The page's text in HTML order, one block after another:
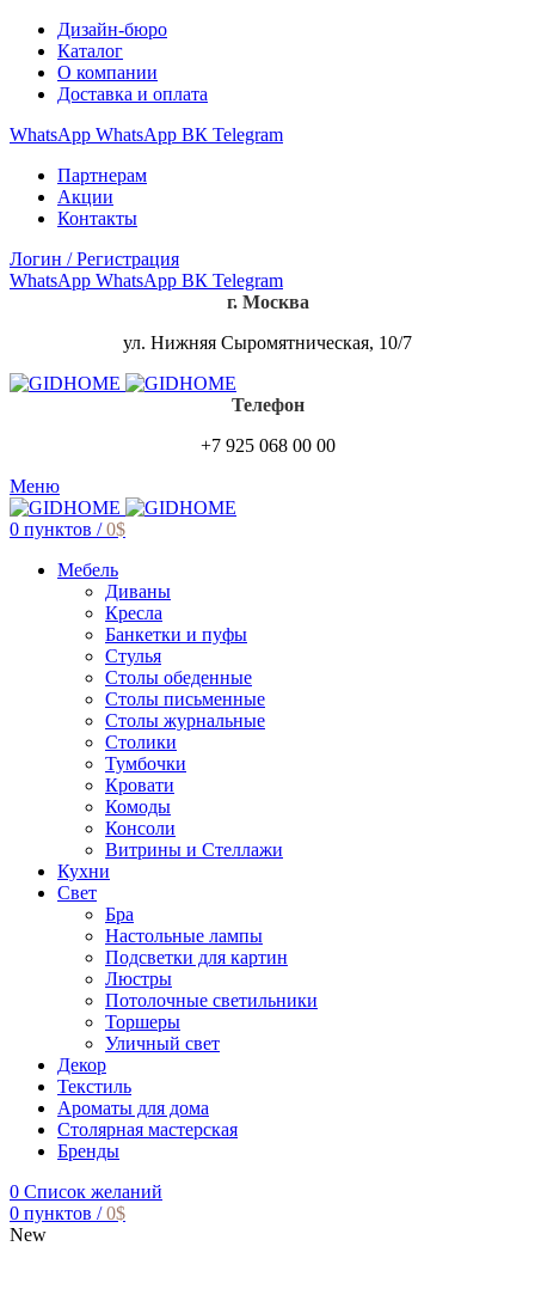
Дизайн-бюро
Каталог
О компании
Доставка и оплата
WhatsApp WhatsApp ВК Telegram
Партнерам
Акции
Контакты
Логин / Регистрация
WhatsApp WhatsApp ВК Telegram
г. Москва
ул. Нижняя Сыромятническая, 10/7
Телефон
+7 925 068 00 00
Меню
0 пунктов / 0$
Мебель
Диваны
Кресла
Банкетки и пуфы
Стулья
Столы обеденные
Столы письменные
Столы журнальные
Столики
Тумбочки
Кровати
Комоды
Консоли
Витрины и Стеллажи
Кухни
Свет
Бра
Настольные лампы
Подсветки для картин
Люстры
Потолочные светильники
Торшеры
Уличный свет
Декор
Текстиль
Ароматы для дома
Столярная мастерская
Бренды
0 Список желаний
0 пунктов / 0$
New